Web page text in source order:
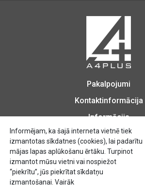
Biroja Preces, Zīmogu izgatavošana,
Vizītkartes, Skrejlapas,
Pakalpojumi
Kontaktinformācija
Informācija
Informējam, ka šajā interneta vietnē tiek
izmantotas sīkdatnes (cookies), lai padarītu
mājas lapas aplūkošanu ērtāku. Turpinot
izmantot mūsu vietni vai nospiežot
“piekrītu”, jūs piekrītat sīkdatņu
izmantošanai. Vairāk